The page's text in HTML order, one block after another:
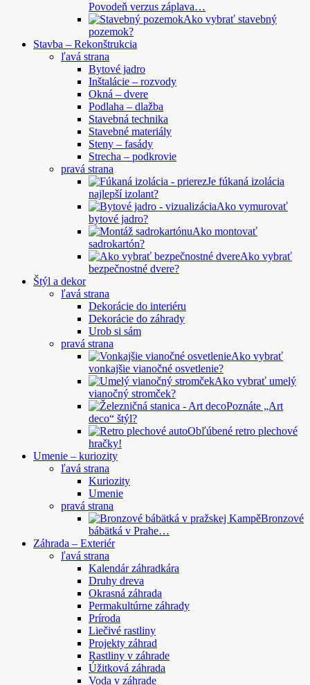
Povodeň verzus záplava…
Ako vybrať stavebný
pozemok?
Stavba – Rekonštrukcia
ľavá strana
Bytové jadro
Inštalácie – rozvody
Okná – dvere
Podlaha – dlažba
Stavebná technika
Stavebné materiály
Steny – fasády
Strecha – podkrovie
pravá strana
Je fúkaná izolácia
najlepší izolant?
Ako vymurovať
bytové jadro?
Ako montovať
sadrokartón?
Ako vybrať
bezpečnostné dvere?
Štýl a dekor
ľavá strana
Dekorácie do interiéru
Dekorácie do záhrady
Urob si sám
pravá strana
Ako vybrať
vonkajšie vianočné osvetlenie?
Ako vybrať umelý
vianočný stromček?
Poznáte „Art
deco“ štýl?
Obľúbené retro plechové
hračky!
Umenie – kuriozity
ľavá strana
Kuriozity
Umenie
pravá strana
Bronzové
bábätká v Prahe…
Záhrada – Exteriér
ľavá strana
Kalendár záhradkára
Druhy dreva
Okrasná záhrada
Permakultúrne záhrady
Príroda
Liečivé rastliny
Projekty záhrad
Rastliny v záhrade
Úžitková záhrada
Voda v záhrade